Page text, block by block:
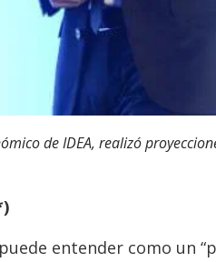
de IDEA, realizó
entender como un